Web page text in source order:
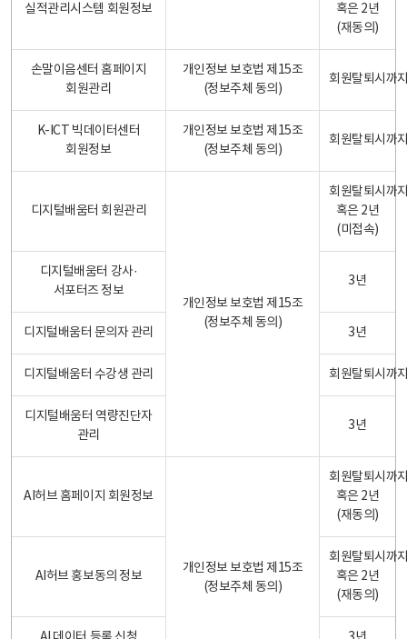
실적관리시스템 회원정보
혹은 2년
(재동의)
손말이음센터 홈페이지
회원관리
개인정보 보호법 제15조
(정보주체 동의)
회원탈퇴시까
K-ICT 빅데이터센터
회원정보
개인정보 보호법 제15조
(정보주체 동의)
회원탈퇴시까
디지털배움터 회원관리
개인정보 보호법 제15조
(정보주체 동의)
회원탈퇴시까
혹은 2년
(미접속)
디지털배움터 강사·
서포터즈 정보
3년
디지털배움터 문의자 관리 3년
디지털배움터 수강생 관리 회원탈퇴시까
디지털배움터 역량진단자
관리
3년
AI허브 홈페이지 회원정보
개인정보 보호법 제15조
(정보주체 동의)
회원탈퇴시까
혹은 2년
(재동의)
AI허브 홍보동의 정보
회원탈퇴시까
혹은 2년
(재동의)